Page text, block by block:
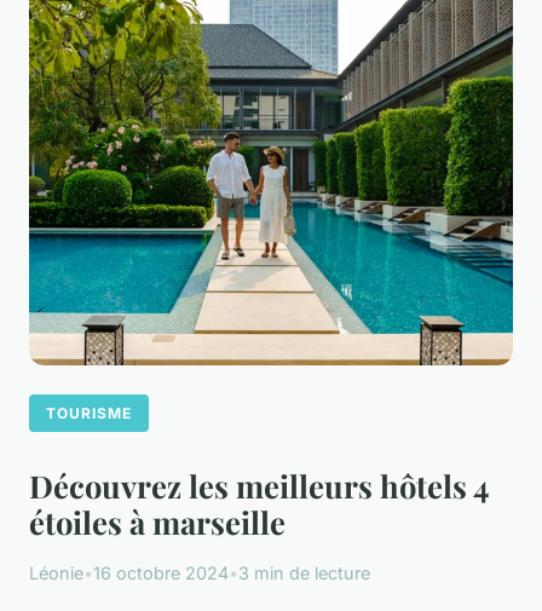
TOURISME
Découvrez les meilleurs hôtels 4
étoiles à marseille
Léonie•16 octobre 2024•3 min de lecture